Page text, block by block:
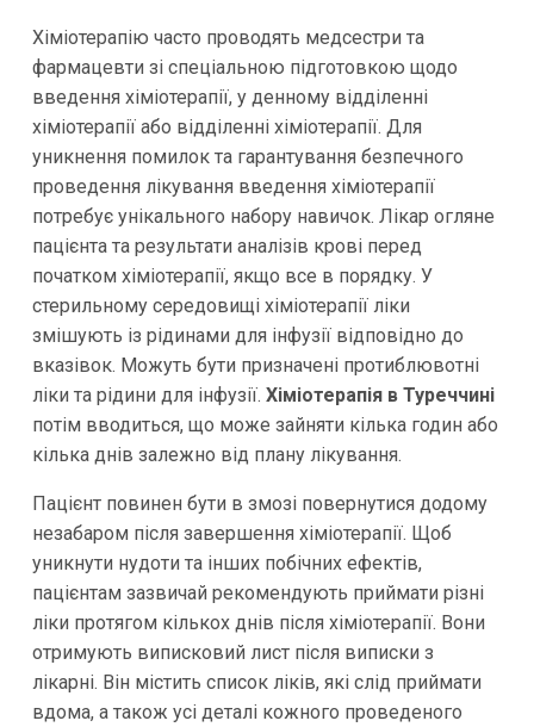
Хіміотерапію часто проводять медсестри та
фармацевти зі спеціальною підготовкою щодо
введення хіміотерапії, у денному відділенні
хіміотерапії або відділенні хіміотерапії. Для
уникнення помилок та гарантування безпечного
проведення лікування введення хіміотерапії
потребує унікального набору навичок. Лікар огляне
пацієнта та результати аналізів крові перед
початком хіміотерапії, якщо все в порядку. У
стерильному середовищі хіміотерапії ліки
змішують із рідинами для інфузії відповідно до
вказівок. Можуть бути призначені протиблювотні
ліки та рідини для інфузії. Хіміотерапія в Туреччині
потім вводиться, що може зайняти кілька годин або
кілька днів залежно від плану лікування.
Пацієнт повинен бути в змозі повернутися додому
незабаром після завершення хіміотерапії. Щоб
уникнути нудоти та інших побічних ефектів,
пацієнтам зазвичай рекомендують приймати різні
ліки протягом кількох днів після хіміотерапії. Вони
отримують виписковий лист після виписки з
лікарні. Він містить список ліків, які слід приймати
вдома, а також усі деталі кожного проведеного